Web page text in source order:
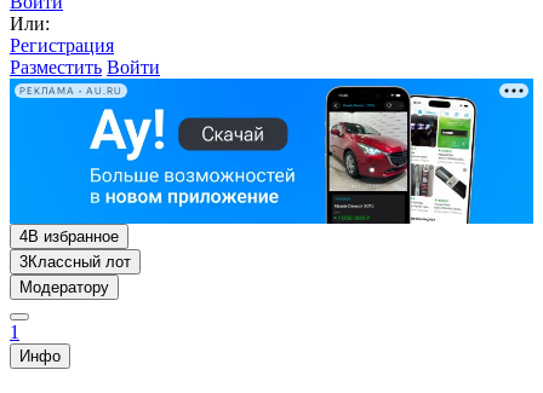
Или:
Регистрация
Разместить Войти
РЕКЛАМА • AU.RU
4В избранное
3Классный лот
Модератору
1
Инфо